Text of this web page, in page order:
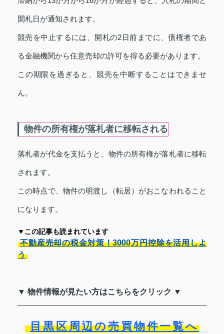
開札日が通知されます。
競売を中止するには、開札の2日前までに、債権者であ
る金融機関から任意売却の許可を得る必要があります。
この期限を過ぎると、競売を中断することはできませ
ん。
物件の所有権が落札者に移転される
落札者が代金を支払うと、物件の所有権が落札者に移転
されます。
この時点で、物件の明渡し（転居）がおこなわれること
になります。
▼この記事も読まれています
不動産売却の税金対策！3000万円控除を活用しよ
う
▼ 物件情報が見たい方はこちらをクリック ▼
目黒区周辺の売買物件一覧へ